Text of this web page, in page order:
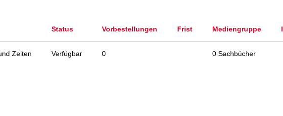
Status Vorbestellungen Frist Mediengruppe
Zeiten Verfügbar 0 0 Sachbücher